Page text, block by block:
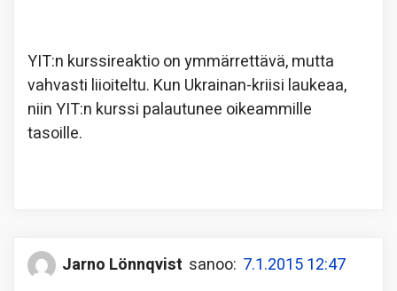
YIT:n kurssireaktio on ymmärrettävä, mutta
vahvasti liioiteltu. Kun Ukrainan-kriisi laukeaa,
niin YIT:n kurssi palautunee oikeammille
tasoille.
Jarno Lönnqvist sanoo: 7.1.2015 12:47